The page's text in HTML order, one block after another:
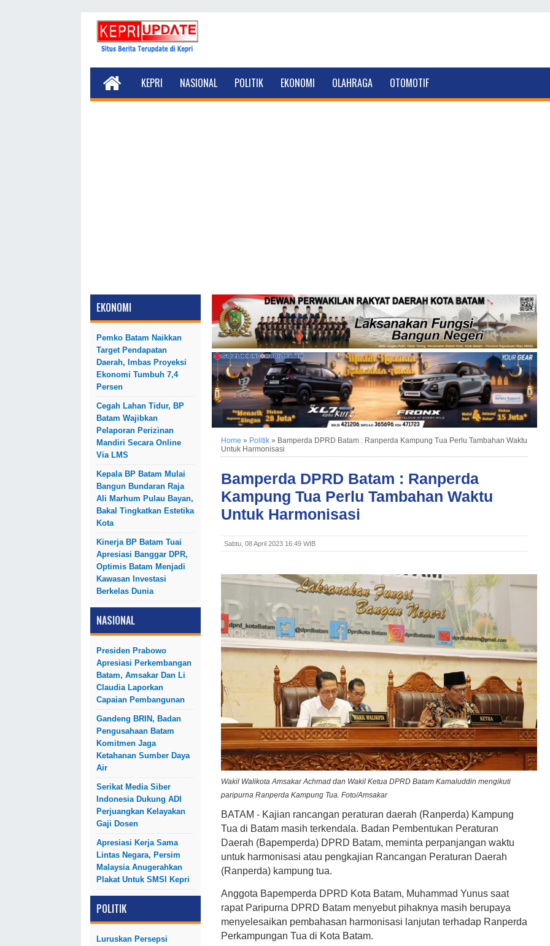
KEPRI NASIONAL POLITIK EKONOMI OLAHRAGA OTOMOTIF
EKONOMI
Pemko Batam Naikkan
Target Pendapatan
Daerah, Imbas Proyeksi
Ekonomi Tumbuh 7,4
Persen
Cegah Lahan Tidur, BP
Batam Wajibkan
Pelaporan Perizinan
Mandiri Secara Online
Via LMS
Kepala BP Batam Mulai
Bangun Bundaran Raja
Ali Marhum Pulau Bayan,
Bakal Tingkatkan Estetika
Kota
Kinerja BP Batam Tuai
Apresiasi Banggar DPR,
Optimis Batam Menjadi
Kawasan Investasi
Berkelas Dunia
NASIONAL
Presiden Prabowo
Apresiasi Perkembangan
Batam, Amsakar Dan Li
Claudia Laporkan
Capaian Pembangunan
Gandeng BRIN, Badan
Pengusahaan Batam
Komitmen Jaga
Ketahanan Sumber Daya
Air
Serikat Media Siber
Indonesia Dukung ADI
Perjuangkan Kelayakan
Gaji Dosen
Apresiasi Kerja Sama
Lintas Negara, Persim
Malaysia Anugerahkan
Plakat Untuk SMSI Kepri
POLITIK
Luruskan Persepsi
Home » Politik » Bamperda DPRD Batam : Ranperda Kampung Tua Perlu Tambahan Waktu
Untuk Harmonisasi
Bamperda DPRD Batam : Ranperda
Kampung Tua Perlu Tambahan Waktu
Untuk Harmonisasi
Sabtu, 08 April 2023 16.49 WIB
Wakil Walikota Amsakar Achmad dan Wakil Ketua DPRD Batam Kamaluddin mengikuti
paripurna Ranperda Kampung Tua. Foto/Amsakar
BATAM - Kajian rancangan peraturan daerah (Ranperda) Kampung
Tua di Batam masih terkendala. Badan Pembentukan Peraturan
Daerah (Bapemperda) DPRD Batam, meminta perpanjangan waktu
untuk harmonisasi atau pengkajian Rancangan Peraturan Daerah
(Ranperda) kampung tua.
Anggota Bapemperda DPRD Kota Batam, Muhammad Yunus saat
rapat Paripurna DPRD Batam menyebut pihaknya masih berupaya
menyelesaikan pembahasan harmonisasi lanjutan terhadap Ranperda
Perkampungan Tua di Kota Batam.